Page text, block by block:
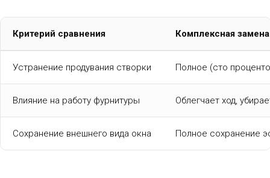
Критерий сравнения Комплексная
Устранение продувания створки Полное (сто
Влияние на работу фурнитуры Облегчает ход,
Сохранение внешнего вида окна Полное сохранение